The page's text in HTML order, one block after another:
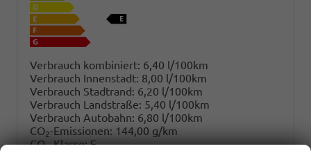
Verbrauch kombiniert: 6,40 l/100km
Verbrauch Innenstadt: 8,00 l/100km
Verbrauch Stadtrand: 6,20 l/100km
Verbrauch Landstraße: 5,40 l/100km
Verbrauch Autobahn: 6,80 l/100km
CO2-Emissionen: 144,00 g/km
CO2-Klasse: E